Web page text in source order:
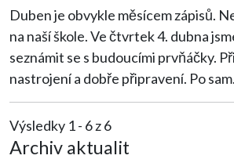
Duben je obvykle měsícem zápisů.
na naší škole. Ve čtvrtek 4. dubna
seznámit se s budoucími prvňáčky. Přišli veselí,
nastrojení a dobře připravení. Po sam
Výsledky 1 - 6 z 6
Archiv aktualit